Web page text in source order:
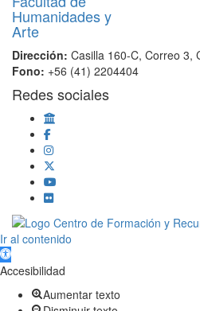
Dirección: Casilla 160-C, Correo 3,
Fono: +56 (41) 2204404
Redes sociales
Scroll
Up
Ir al contenido
Abrir barra de herramientas
Accesibilidad
Aumentar texto